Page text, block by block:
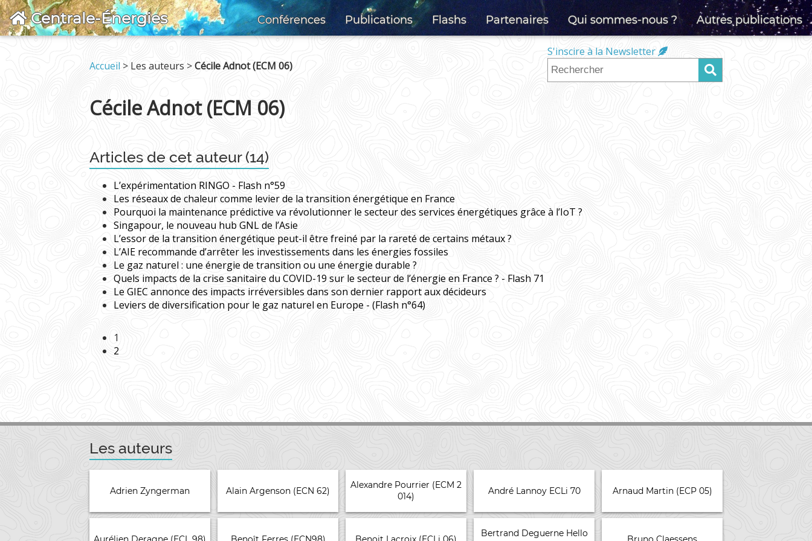
Centrale-Énergies Conférences Publications Flashs Partenaires Qui sommes-nous ? Autres publications
Accueil > Les auteurs >Cécile Adnot (ECM 06)
S'inscire à la Newsletter
Cécile Adnot (ECM 06)
Articles de cet auteur (14)
L’expérimentation RINGO - Flash n°59
Les réseaux de chaleur comme levier de la transition énergétique en France
Pourquoi la maintenance prédictive va révolutionner le secteur des services énergétiques grâce à l’IoT ?
Singapour, le nouveau hub GNL de l’Asie
L’essor de la transition énergétique peut-il être freiné par la rareté de certains métaux ?
L’AIE recommande d’arrêter les investissements dans les énergies fossiles
Le gaz naturel : une énergie de transition ou une énergie durable ?
Quels impacts de la crise sanitaire du COVID-19 sur le secteur de l’énergie en France ? - Flash 71
Le GIEC annonce des impacts irréversibles dans son dernier rapport aux décideurs
Leviers de diversification pour le gaz naturel en Europe - (Flash n°64)
1
2
Les auteurs
Adrien Zyngerman Alain Argenson (ECN 62)
Alexandre Pourrier (ECM 2
014)
André Lannoy ECLi 70 Arnaud Martin (ECP 05)
Aurélien Deragne (ECL 98) Benoît Ferres (ECN98) Benoit Lacroix (ECLi 06)
Bertrand Deguerne Hello
Bruno Claessens